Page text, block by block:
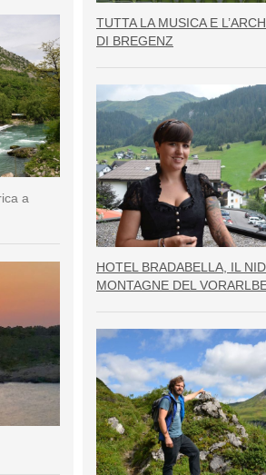
a
TUTTA LA MUSICA E
DI BREGENZ
HOTEL BRADABELLA, IL
MONTAGNE DEL